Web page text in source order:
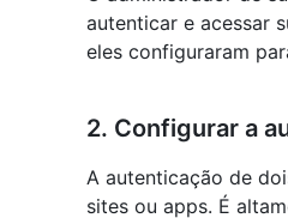
autenticar e acessar
eles configuraram
2. Configurar a
A autenticação de
sites ou apps. É